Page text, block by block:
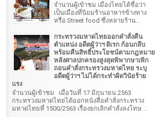
จำนวนผู้เข้าชม เมืองไทยได้ชื่อว่า
เป็นเมืองที่นิยมร้านอาหารข้างทาง
หรือ Street food ซึ่งหลายร้าน...
กระทรวงมหาดไทยออกคำสั่งคืน
ตำแหน่ง อดีตผู้ว่าฯ ดิเรก ก้อนกลีบ
พร้อมคืนสิทธิ์ประโยชน์ตามกฎหมาย
หลังศาลปกครองสูงสุดพิพากษาเพิก
ถอนคำสั่งกระทรวงมหาดไทย ระบุ
อดีตผู้ว่าฯ ไม่ได้กระทำผิดวินัยร้าย
แรง
จำนวนผู้เข้าชม เมื่อวันที่ 17 มิถุนายน 2563
กระทรวงมหาดไทยได้ออกหนังสือคำสั่งกระทรวง
มหาดไทยที่ 1500/2563 เรื่องยกเลิกคำสั่งลงโทษ ...